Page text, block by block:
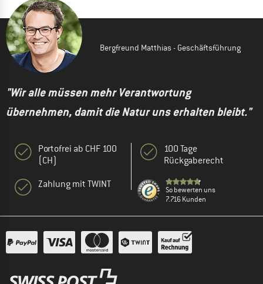
Bergfreund Matthias - Geschäftsführung
"Wir alle müssen mehr Verantwortung
übernehmen, damit die Natur uns erhalten bleibt."
Portofrei ab CHF 100
(CH)
Zahlung mit TWINT
100 Tage
Rückgaberecht
So bewerten uns
7.716 Kunden